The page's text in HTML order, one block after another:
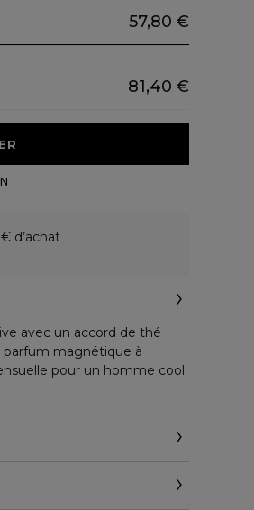
57,80 €
81,40 €
d’achat
avec un accord de thé
parfum magnétique à
pour un homme cool.